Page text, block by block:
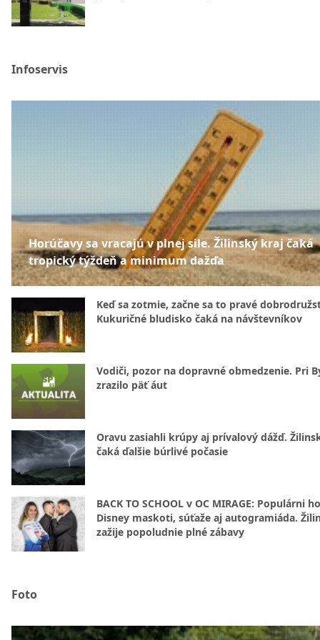
Infoservis
Horúčavy sa vracajú v plnej sile. Žilinský kraj čaká
tropický týždeň a minimum dažďa
Keď sa zotmie, začne sa to pravé
Kukuričné bludisko čaká na návštevníkov
Vodiči, pozor na dopravné obmedzenie. Pri
zrazilo päť áut
Oravu zasiahli krúpy aj prívalový dážď.
čaká ďalšie búrlivé počasie
BACK TO SCHOOL v OC MIRAGE: Populárni
Disney maskoti, súťaže aj autogramiáda.
zažije popoludnie plné zábavy
Foto